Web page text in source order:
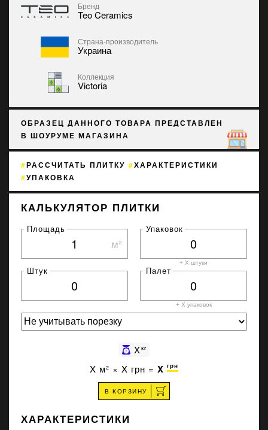
Бренд
Teo Ceramics
Страна-производитель
Украина
Коллекция
Victoria
ОБРАЗЕЦ ДАННОГО ТОВАРА ПРЕДСТАВЛЕН
В ШОУРУМЕ МАГАЗИНА
РАССЧИТАТЬ ПЛИТКУ
ХАРАКТЕРИСТИКИ
УПАКОВКА
КАЛЬКУЛЯТОР ПЛИТКИ
Площадь
м²
Упаковок
+ X штуки
Штук Палет
+ X упаковок
Xкг
X м² × X грн = X грн
В КОРЗИНУ
ХАРАКТЕРИСТИКИ